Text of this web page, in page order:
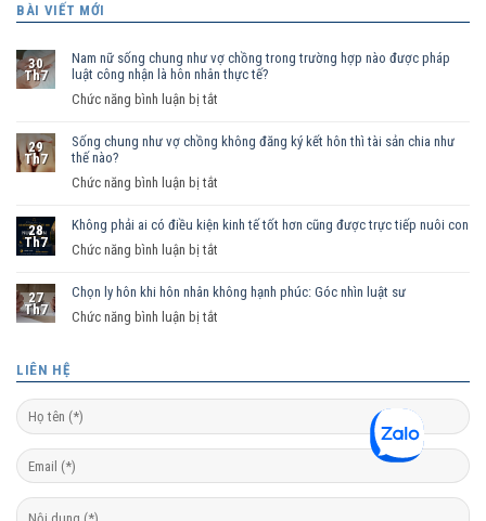
BÀI VIẾT MỚI
30
Th7
Nam nữ sống chung như vợ chồng trong trường hợp nào được pháp
luật công nhận là hôn nhân thực tế?
Chức năng bình luận bị tắt
nữ
vợ
trường
pháp
luật
hôn
29
Th7
Sống chung như vợ chồng không đăng ký kết hôn thì tài sản chia như
thế nào?
Chức năng bình luận bị tắt
chung
chồng
hôn
chia
28
Th7
Không phải ai có điều kiện kinh tế tốt hơn cũng được trực tiếp nuôi con
Chức năng bình luận bị tắt
phải
kiện
kinh
cũng
27
Th7
Chọn ly hôn khi hôn nhân không hạnh phúc: Góc nhìn luật sư
Chức năng bình luận bị tắt
hôn
khi
nhân
hạnh
LIÊN HỆ